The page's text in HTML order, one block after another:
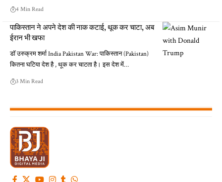
4 Min Read
पाकिस्तान ने अपने देश की नाक कटाई, थूक कर चाटा, अब
ईरान भी खफा
डॉ उरुक्रम शर्मा India Pakistan War: पाकिस्तान (Pakistan)
कितना घटिया देश है , थूक कर चाटता है। इस देश में…
3 Min Read